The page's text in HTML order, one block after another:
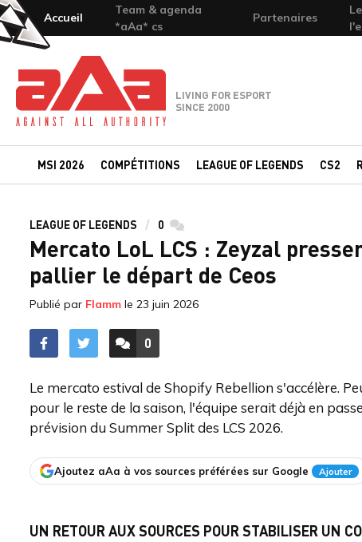
Accueil
Team & agenda
*aAa* cs
Partenaires
Team-aAa - against All authority
LIVING FOR ESPORT
SINCE 2000
MSI 2026 COMPÉTITIONS LEAGUE OF LEGENDS CS2
LEAGUE OF LEGENDS 0 commentaires
Mercato LoL LCS : Zeyzal
pallier le départ de Ceos
Publié par Flamm le 23 juin 2026
ACCÉDER AUX
0
COMMENTAIRES
Le mercato estival de Shopify Rebellion s'accélère.
pour le reste de la saison, l'équipe serait déjà en
prévision du Summer Split des LCS 2026.
Ajoutez aAa à vos sources préférées sur Google Ajouter
UN RETOUR AUX SOURCES POUR STABILISER UN